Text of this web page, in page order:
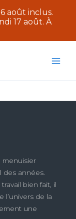
menuisier
des années.
bien fait, il
l’univers de la
une
août inclus.
17 août. À